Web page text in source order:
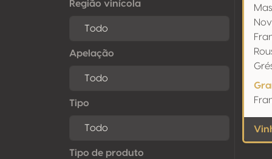
Região vinícola
Apelação
Tipo
Tipo de produto